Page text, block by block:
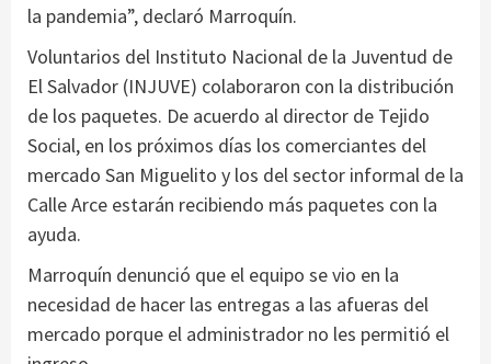
la pandemia”, declaró Marroquín.
Voluntarios del Instituto Nacional de la Juventud de
El Salvador (INJUVE) colaboraron con la distribución
de los paquetes. De acuerdo al director de Tejido
Social, en los próximos días los comerciantes del
mercado San Miguelito y los del sector informal de la
Calle Arce estarán recibiendo más paquetes con la
ayuda.
Marroquín denunció que el equipo se vio en la
necesidad de hacer las entregas a las afueras del
mercado porque el administrador no les permitió el